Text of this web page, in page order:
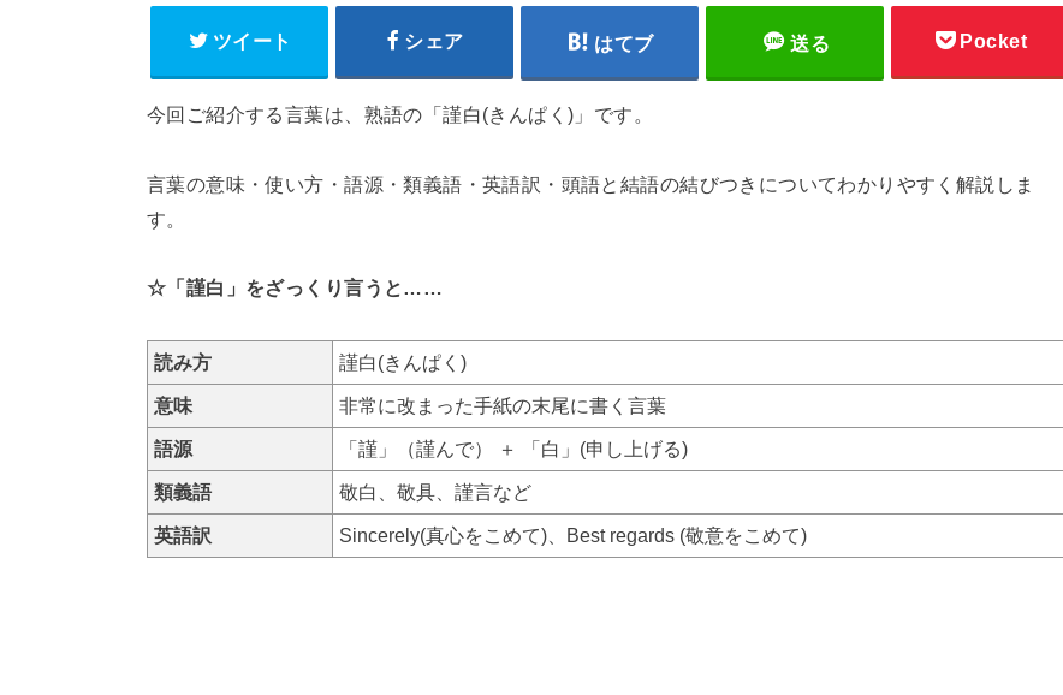
ツイート シェア はてブ 送る Pocket
今回ご紹介する言葉は、熟語の「謹白(きんぱく)」です。
言葉の意味・使い方・語源・類義語・英語訳・頭語と結語の結びつきについてわかりやすく解説しま
す。
☆「謹白」をざっくり言うと……
読み方 謹白(きんぱく)
意味 非常に改まった手紙の末尾に書く言葉
語源 「謹」（謹んで） ＋ 「白」(申し上げる)
類義語 敬白、敬具、謹言など
英語訳 Sincerely(真心をこめて)、Best regards (敬意をこめて)